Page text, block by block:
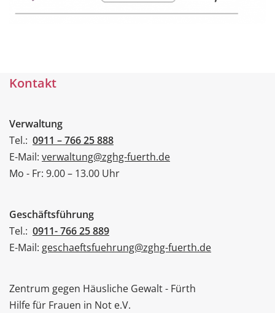
Kontakt
Verwaltung
Tel.: 0911 – 766 25 888
E-Mail: verwaltung@zghg-fuerth.de
Mo - Fr: 9.00 – 13.00 Uhr
Geschäftsführung
Tel.: 0911- 766 25 889
E-Mail: geschaeftsfuehrung@zghg-fuerth.de
Zentrum gegen Häusliche Gewalt - Fürth
Hilfe für Frauen in Not e.V.